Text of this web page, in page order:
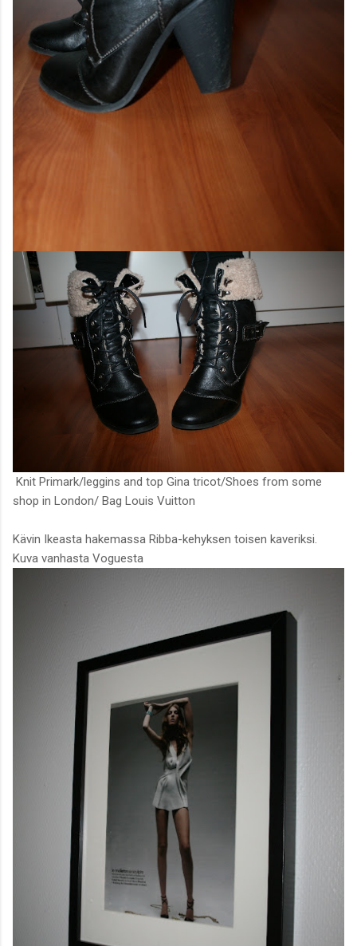
Knit Primark/leggins and top Gina tricot/Shoes from some
shop in London/ Bag Louis Vuitton
Kävin Ikeasta hakemassa Ribba-kehyksen toisen kaveriksi.
Kuva vanhasta Voguesta